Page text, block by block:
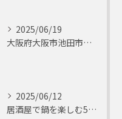
2025/06/19
大阪府大阪市池田市で楽しむしゃぶしゃぶの魅力とは？
2025/06/12
居酒屋で鍋を楽しむ5つの理由 ゆったりとした時間を